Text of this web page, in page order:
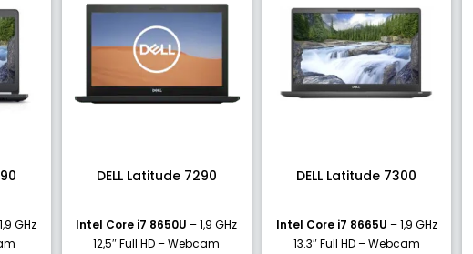
GHz
DELL Latitude 7290
Intel Core i7 8650U – 1,9 GHz
12,5″ Full HD – Webcam
DELL Latitude 7300
Intel Core i7 8665U – 1,9 GHz
13.3″ Full HD – Webcam